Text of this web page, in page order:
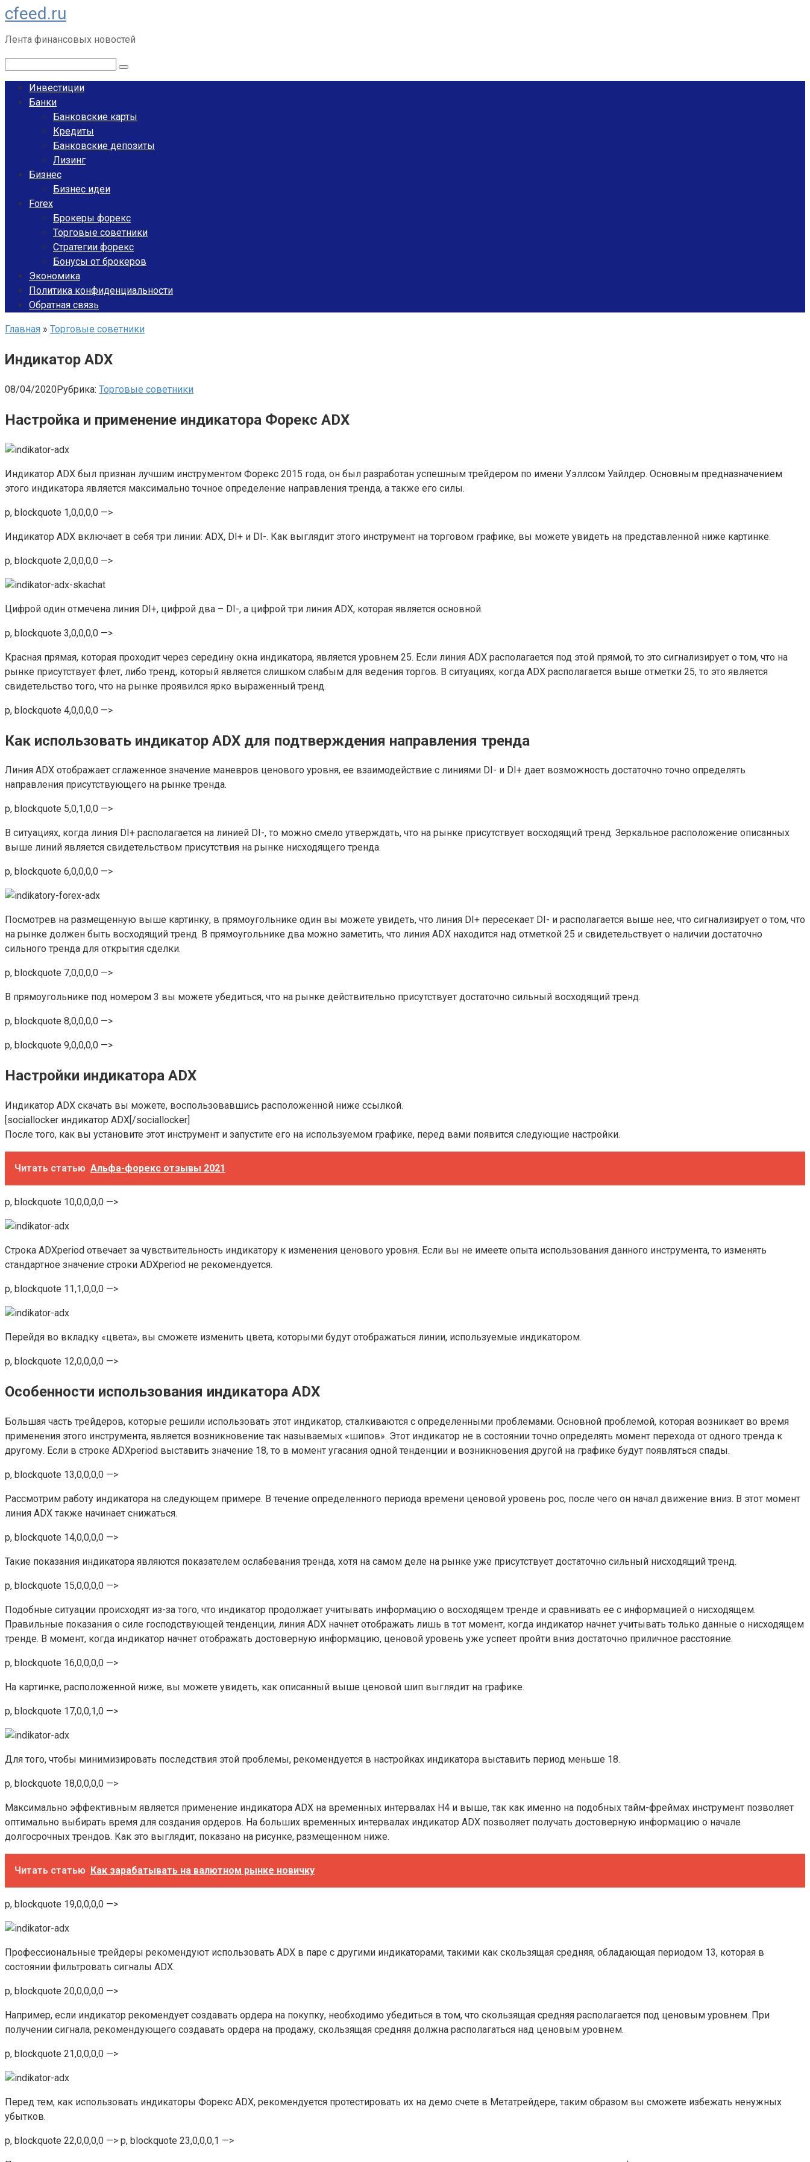
Перейти
к
контенту
cfeed.ru
Лента финансовых новостей
Инвестиции
Банки
Банковские карты
Кредиты
Банковские депозиты
Лизинг
Бизнес
Бизнес идеи
Forex
Брокеры форекс
Торговые советники
Стратегии форекс
Бонусы от брокеров
Экономика
Политика конфиденциальности
Обратная связь
Главная » Торговые советники
Индикатор ADX
08/04/2020Рубрика: Торговые советники
Настройка и применение индикатора Форекс ADX
Индикатор ADX был признан лучшим инструментом Форекс 2015 года, он был разработан успешным трейдером по имени Уэллсом Уайлдер. Основным предназначением
этого индикатора является максимально точное определение направления тренда, а также его силы.
p, blockquote 1,0,0,0,0 —>
Индикатор ADX включает в себя три линии: ADX, DI+ и DI-. Как выглядит этого инструмент на торговом графике, вы можете увидеть на представленной ниже картинке.
p, blockquote 2,0,0,0,0 —>
Цифрой один отмечена линия DI+, цифрой два – DI-, а цифрой три линия ADX, которая является основной.
p, blockquote 3,0,0,0,0 —>
Красная прямая, которая проходит через середину окна индикатора, является уровнем 25. Если линия ADX располагается под этой прямой, то это сигнализирует о том, что на
рынке присутствует флет, либо тренд, который является слишком слабым для ведения торгов. В ситуациях, когда ADX располагается выше отметки 25, то это является
свидетельство того, что на рынке проявился ярко выраженный тренд.
p, blockquote 4,0,0,0,0 —>
Как использовать индикатор ADX для подтверждения направления тренда
Линия ADX отображает сглаженное значение маневров ценового уровня, ее взаимодействие с линиями DI- и DI+ дает возможность достаточно точно определять
направления присутствующего на рынке тренда.
p, blockquote 5,0,1,0,0 —>
В ситуациях, когда линия DI+ располагается на линией DI-, то можно смело утверждать, что на рынке присутствует восходящий тренд. Зеркальное расположение описанных
выше линий является свидетельством присутствия на рынке нисходящего тренда.
p, blockquote 6,0,0,0,0 —>
Посмотрев на размещенную выше картинку, в прямоугольнике один вы можете увидеть, что линия DI+ пересекает DI- и располагается выше нее, что сигнализирует о том, что
на рынке должен быть восходящий тренд. В прямоугольнике два можно заметить, что линия ADX находится над отметкой 25 и свидетельствует о наличии достаточно
сильного тренда для открытия сделки.
p, blockquote 7,0,0,0,0 —>
В прямоугольнике под номером 3 вы можете убедиться, что на рынке действительно присутствует достаточно сильный восходящий тренд.
p, blockquote 8,0,0,0,0 —>
p, blockquote 9,0,0,0,0 —>
Настройки индикатора ADX
Индикатор ADX скачать вы можете, воспользовавшись расположенной ниже ссылкой.
[sociallocker индикатор ADX[/sociallocker]
После того, как вы установите этот инструмент и запустите его на используемом графике, перед вами появится следующие настройки.
Читать статью Альфа-форекс отзывы 2021
p, blockquote 10,0,0,0,0 —>
Строка ADXperiod отвечает за чувствительность индикатору к изменения ценового уровня. Если вы не имеете опыта использования данного инструмента, то изменять
стандартное значение строки ADXperiod не рекомендуется.
p, blockquote 11,1,0,0,0 —>
Перейдя во вкладку «цвета», вы сможете изменить цвета, которыми будут отображаться линии, используемые индикатором.
p, blockquote 12,0,0,0,0 —>
Особенности использования индикатора ADX
Большая часть трейдеров, которые решили использовать этот индикатор, сталкиваются с определенными проблемами. Основной проблемой, которая возникает во время
применения этого инструмента, является возникновение так называемых «шипов». Этот индикатор не в состоянии точно определять момент перехода от одного тренда к
другому. Если в строке ADXperiod выставить значение 18, то в момент угасания одной тенденции и возникновения другой на графике будут появляться спады.
p, blockquote 13,0,0,0,0 —>
Рассмотрим работу индикатора на следующем примере. В течение определенного периода времени ценовой уровень рос, после чего он начал движение вниз. В этот момент
линия ADX также начинает снижаться.
p, blockquote 14,0,0,0,0 —>
Такие показания индикатора являются показателем ослабевания тренда, хотя на самом деле на рынке уже присутствует достаточно сильный нисходящий тренд.
p, blockquote 15,0,0,0,0 —>
Подобные ситуации происходят из-за того, что индикатор продолжает учитывать информацию о восходящем тренде и сравнивать ее с информацией о нисходящем.
Правильные показания о силе господствующей тенденции, линия ADX начнет отображать лишь в тот момент, когда индикатор начнет учитывать только данные о нисходящем
тренде. В момент, когда индикатор начнет отображать достоверную информацию, ценовой уровень уже успеет пройти вниз достаточно приличное расстояние.
p, blockquote 16,0,0,0,0 —>
На картинке, расположенной ниже, вы можете увидеть, как описанный выше ценовой шип выглядит на графике.
p, blockquote 17,0,0,1,0 —>
Для того, чтобы минимизировать последствия этой проблемы, рекомендуется в настройках индикатора выставить период меньше 18.
p, blockquote 18,0,0,0,0 —>
Максимально эффективным является применение индикатора ADX на временных интервалах H4 и выше, так как именно на подобных тайм-фреймах инструмент позволяет
оптимально выбирать время для создания ордеров. На больших временных интервалах индикатор ADX позволяет получать достоверную информацию о начале
долгосрочных трендов. Как это выглядит, показано на рисунке, размещенном ниже.
Читать статью Как зарабатывать на валютном рынке новичку
p, blockquote 19,0,0,0,0 —>
Профессиональные трейдеры рекомендуют использовать ADX в паре с другими индикаторами, такими как скользящая средняя, обладающая периодом 13, которая в
состоянии фильтровать сигналы ADX.
p, blockquote 20,0,0,0,0 —>
Например, если индикатор рекомендует создавать ордера на покупку, необходимо убедиться в том, что скользящая средняя располагается под ценовым уровнем. При
получении сигнала, рекомендующего создавать ордера на продажу, скользящая средняя должна располагаться над ценовым уровнем.
p, blockquote 21,0,0,0,0 —>
Перед тем, как использовать индикаторы Форекс ADX, рекомендуется протестировать их на демо счете в Метатрейдере, таким образом вы сможете избежать ненужных
убытков.
p, blockquote 22,0,0,0,0 —> p, blockquote 23,0,0,0,1 —>